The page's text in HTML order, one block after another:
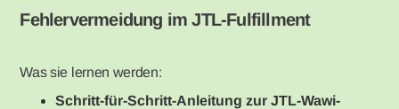
Fehlervermeidung im JTL-Fulfillment
Was sie lernen werden:
Schritt-für-Schritt-Anleitung zur JTL-Wawi-